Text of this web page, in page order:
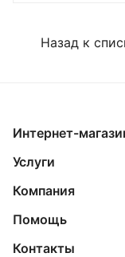
Назад к
Интернет-
Услуги
Компания
Помощь
Контакты